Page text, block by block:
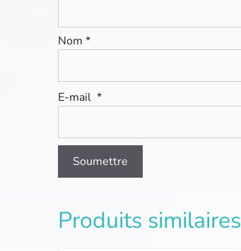
Nom *
E-mail *
Produits similaires